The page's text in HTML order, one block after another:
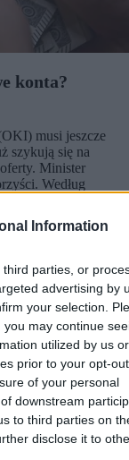
Information
parties, or
advertising by
your selection.
may continue
utilized by us or
prior to your opt-
of your personal
downstream
to third parties on
disclose it to
konta?
musi jeszcze
szykują się na
Minister
Według